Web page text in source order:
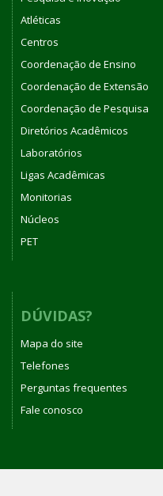
Atléticas
Centros
Coordenação de Ensino
Coordenação de Extensão
Coordenação de Pesquisa
Diretórios Acadêmicos
Laboratórios
Ligas Acadêmicas
Monitorias
Núcleos
PET
DÚVIDAS?
Mapa do site
Telefones
Perguntas frequentes
Fale conosco